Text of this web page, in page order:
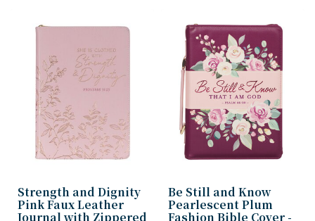
Strength and Dignity
Pink Faux Leather
Journal with Zippered
Be Still and Know
Pearlescent Plum
Fashion Bible Cover -